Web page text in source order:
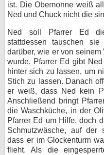
ist. Die Obernonne weiß
Ned und Chuck nicht die
Ned soll Pfarrer Ed
stattdessen tauschen
darüber, wie er von seinem
wurde. Pfarrer Ed gibt
hinter sich zu lassen, um
Stich zu lassen. Danach
er weiß, dass Ned kein
Anschließend bringt
die Waschküche, in der
Pfarrer Ed um Hilfe, doch
Schmutzwäsche, auf der
dass er im Glockenturm
flieht. Als die